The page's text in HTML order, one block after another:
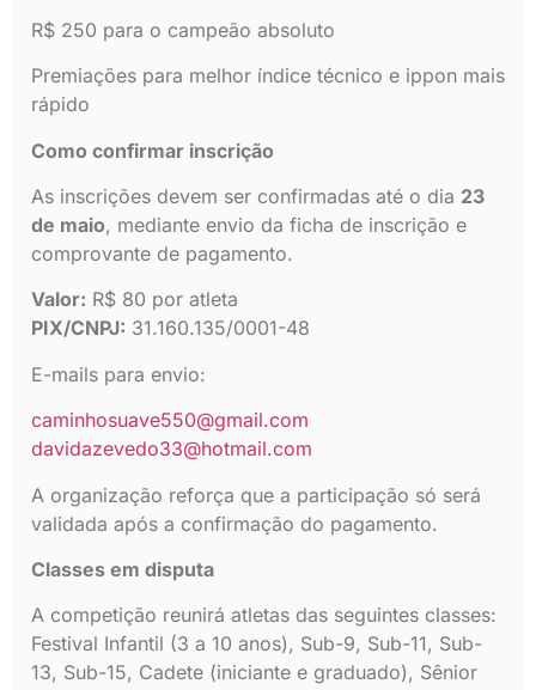
R$ 250 para o campeão absoluto
Premiações para melhor índice técnico e ippon mais
rápido
Como confirmar inscrição
As inscrições devem ser confirmadas até o dia 23
de maio, mediante envio da ficha de inscrição e
comprovante de pagamento.
Valor: R$ 80 por atleta
PIX/CNPJ: 31.160.135/0001-48
E-mails para envio:
caminhosuave550@gmail.com
davidazevedo33@hotmail.com
A organização reforça que a participação só será
validada após a confirmação do pagamento.
Classes em disputa
A competição reunirá atletas das seguintes classes:
Festival Infantil (3 a 10 anos), Sub-9, Sub-11, Sub-
13, Sub-15, Cadete (iniciante e graduado), Sênior